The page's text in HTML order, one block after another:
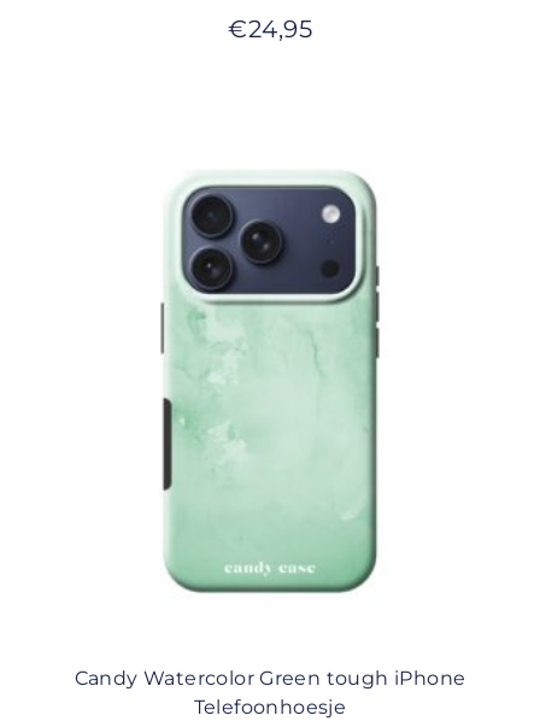
€24,95
Candy Watercolor Green tough iPhone
Telefoonhoesje